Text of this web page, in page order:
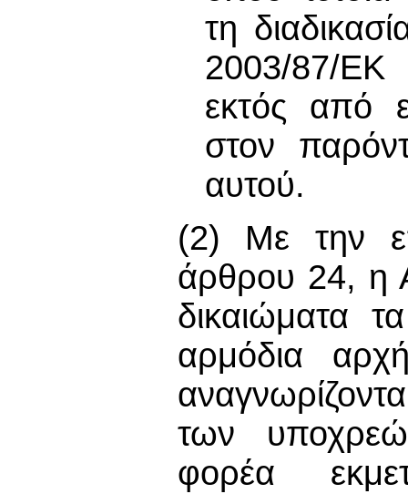
τη
2003/87/ΕΚ
εκτός από
στον
αυτού.
(2) Με την
άρθρου 24, η
δικαιώματα
αρμόδια
των
φορέα